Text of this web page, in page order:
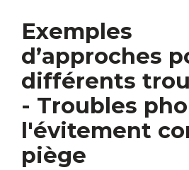
Exemples
d’approches
différents
- Troubles
l'évitement
piège